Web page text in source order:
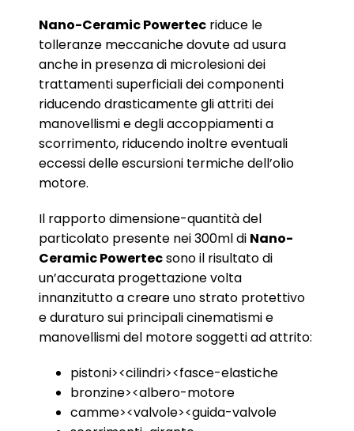
Nano-Ceramic Powertec riduce le
tolleranze meccaniche dovute ad usura
anche in presenza di microlesioni dei
trattamenti superficiali dei componenti
riducendo drasticamente gli attriti dei
manovellismi e degli accoppiamenti a
scorrimento, riducendo inoltre eventuali
eccessi delle escursioni termiche dell’olio
motore.
Il rapporto dimensione-quantità del
particolato presente nei 300ml di Nano-
Ceramic Powertecsono il risultato di
un’accurata progettazione volta
innanzitutto a creare uno strato protettivo
e duraturo sui principali cinematismi e
manovellismi del motore soggetti ad attrito:
pistoni><cilindri><fasce-elastiche
bronzine><albero-motore
camme><valvole><guida-valvole